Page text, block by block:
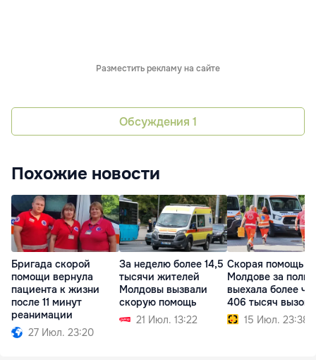
Разместить рекламу на сайте
Обсуждения 1
Похожие новости
Бригада скорой
помощи вернула
пациента к жизни
после 11 минут
реанимации
27 Июл. 23:20
За неделю более 14,5
тысячи жителей
Молдовы вызвали
скорую помощь
21 Июл. 13:22
Скорая помощь в
Молдове за
выехала более
406 тысяч
15 Июл. 23:38